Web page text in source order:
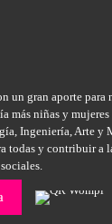
un gran aporte
más niñas y
Ingeniería, Arte y
todas y contribuir a